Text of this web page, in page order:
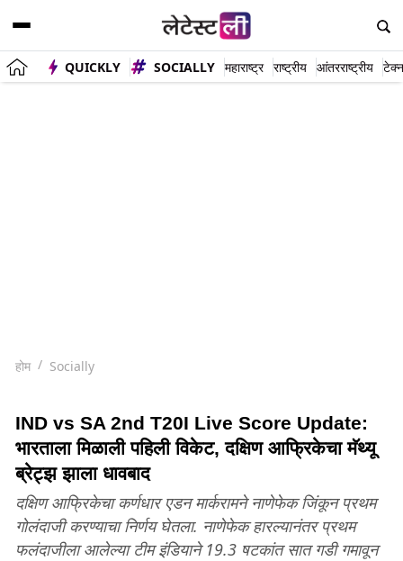
QUICKLY SOCIALLY महाराष्ट्र राष्ट्रीय आंतरराष्ट्रीय
होम Socially
IND vs SA 2nd T20I Live Score Update:
भारताला मिळाली पहिली विकेट, दक्षिण आफ्रिकेचा मॅथ्यू
ब्रेट्झ झाला धावबाद
दक्षिण आफ्रिकेचा कर्णधार एडन मार्करामने नाणेफेक जिंकून प्रथम
गोलंदाजी करण्याचा निर्णय घेतला. नाणेफेक हारल्यानंतर प्रथम
फलंदाजीला आलेल्या टीम इंडियाने 19.3 षटकांत सात गडी गमावून